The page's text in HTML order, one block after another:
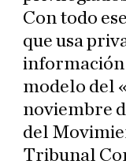
Con todo
que usa
información
modelo del
noviembre
del
Tribunal